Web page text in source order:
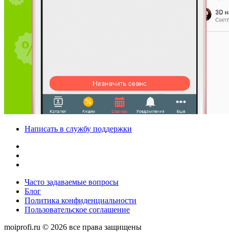
Написать в службу поддержки
Часто задаваемые вопросы
Блог
Политика конфиденциальности
Пользовательское соглашение
moiprofi.ru © 2026 все права защищены